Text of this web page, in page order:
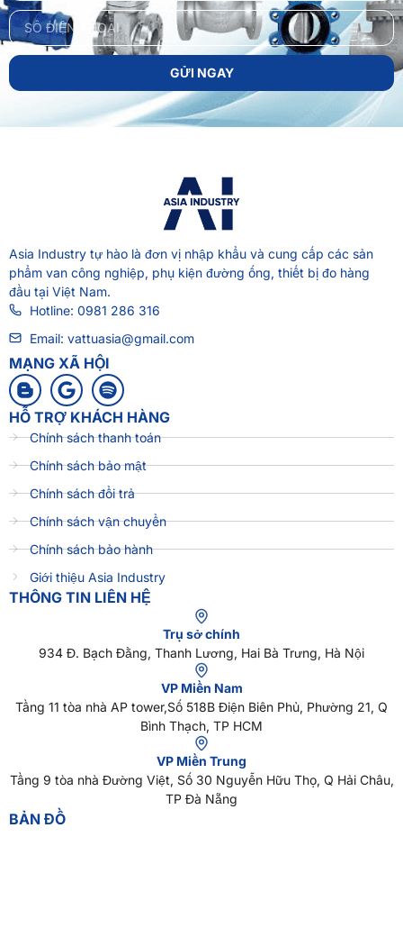
GỬI NGAY
Asia Industry tự hào là đơn vị nhập khẩu và cung cấp các sản
phẩm van công nghiệp, phụ kiện đường ống, thiết bị đo hàng
đầu tại Việt Nam.
Hotline: 0981 286 316
Email: vattuasia@gmail.com
MẠNG XÃ HỘI
HỖ TRỢ KHÁCH HÀNG
Chính sách thanh toán
Chính sách bảo mật
Chính sách đổi trả
Chính sách vận chuyển
Chính sách bảo hành
Giới thiệu Asia Industry
THÔNG TIN LIÊN HỆ
Trụ sở chính
934 Đ. Bạch Đằng, Thanh Lương, Hai Bà Trưng, Hà Nội
VP Miền Nam
Tầng 11 tòa nhà AP tower,Số 518B Điện Biên Phủ, Phường 21, Q
Bình Thạch, TP HCM
VP Miền Trung
Tầng 9 tòa nhà Đường Việt, Số 30 Nguyễn Hữu Thọ, Q Hải Châu,
TP Đà Nẵng
BẢN ĐỒ